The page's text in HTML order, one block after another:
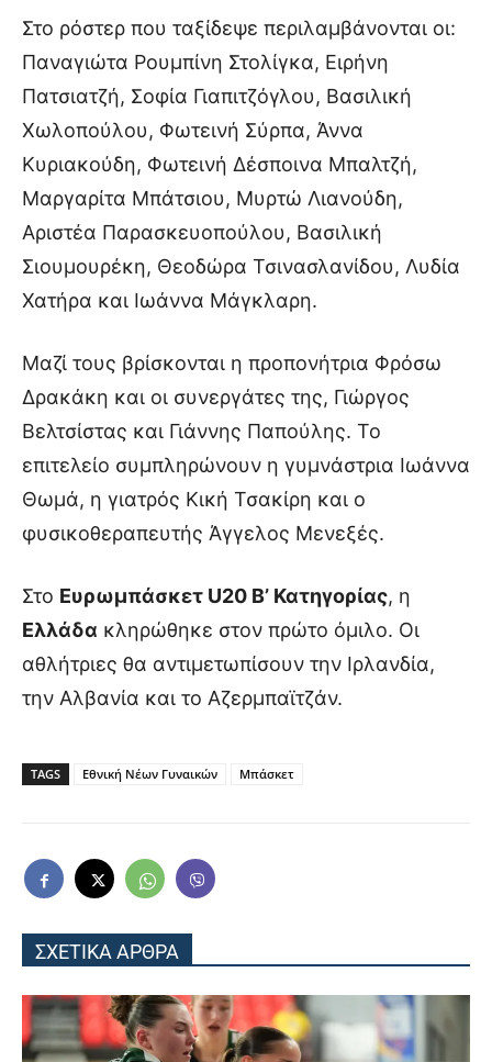
Στο ρόστερ που ταξίδεψε περιλαμβάνονται οι:
Παναγιώτα Ρουμπίνη Στολίγκα, Ειρήνη
Πατσιατζή, Σοφία Γιαπιτζόγλου, Βασιλική
Χωλοπούλου, Φωτεινή Σύρπα, Άννα
Κυριακούδη, Φωτεινή Δέσποινα Μπαλτζή,
Μαργαρίτα Μπάτσιου, Μυρτώ Λιανούδη,
Αριστέα Παρασκευοπούλου, Βασιλική
Σιουμουρέκη, Θεοδώρα Τσινασλανίδου, Λυδία
Χατήρα και Ιωάννα Μάγκλαρη.
Μαζί τους βρίσκονται η προπονήτρια Φρόσω
Δρακάκη και οι συνεργάτες της, Γιώργος
Βελτσίστας και Γιάννης Παπούλης. Το
επιτελείο συμπληρώνουν η γυμνάστρια Ιωάννα
Θωμά, η γιατρός Κική Τσακίρη και ο
φυσικοθεραπευτής Άγγελος Μενεξές.
Στο Ευρωμπάσκετ U20 Β’ Κατηγορίας, η
Ελλάδα κληρώθηκε στον πρώτο όμιλο. Οι
αθλήτριες θα αντιμετωπίσουν την Ιρλανδία,
την Αλβανία και το Αζερμπαϊτζάν.
TAGS Εθνική Νέων Γυναικών Μπάσκετ
ΣΧΕΤΙΚΑ ΑΡΘΡΑ